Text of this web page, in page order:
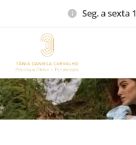
Seg. a sexta